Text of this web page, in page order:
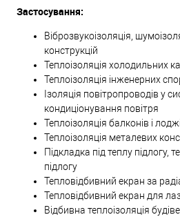
Застосування:
Віброзвукоізоляція,
конструкцій
Теплоізоляція холодильних
Теплоізоляція інженерних
Ізоляція повітропроводів у
кондиціонування повітря
Теплоізоляція балконів і
Теплоізоляція металевих
Підкладка під теплу підлогу,
підлогу
Тепловідбивний екран за
Тепловідбивний екран для
Відбивна теплоізоляція